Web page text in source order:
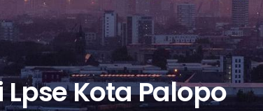
Kota Palopo